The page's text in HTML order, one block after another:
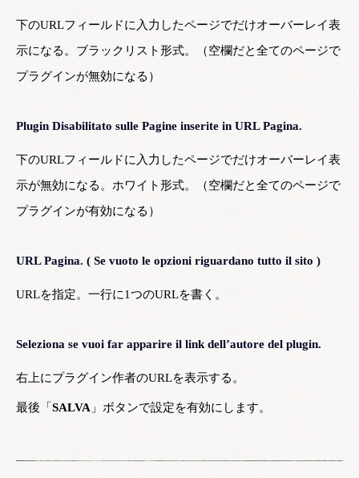
下のURLフィールドに入力したページでだけオーバーレイ表
示になる。ブラックリスト形式。（空欄だと全てのページで
プラグインが無効になる）
Plugin Disabilitato sulle Pagine inserite in URL Pagina.
下のURLフィールドに入力したページでだけオーバーレイ表
示が無効になる。ホワイト形式。（空欄だと全てのページで
プラグインが有効になる）
URL Pagina. ( Se vuoto le opzioni riguardano tutto il sito )
URLを指定。一行に1つのURLを書く。
Seleziona se vuoi far apparire il link dell’autore del plugin.
右上にプラグイン作者のURLを表示する。
最後「 SALVA 」ボタンで設定を有効にします。